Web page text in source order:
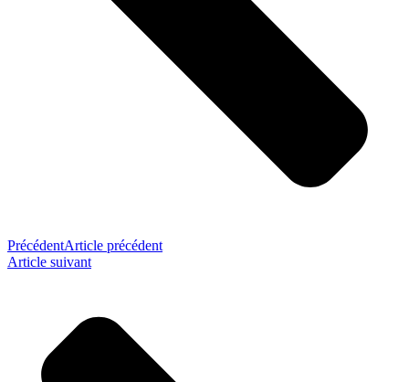
PrécédentArticle précédent
Article suivant